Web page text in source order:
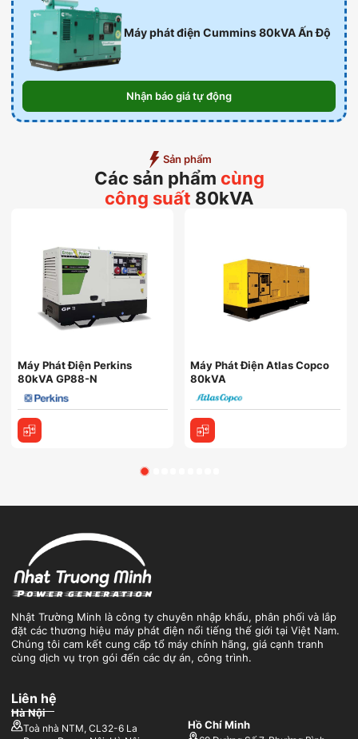
Máy phát điện Cummins 80kVA Ấn Độ
Nhận báo giá tự động
Sản phẩm
Các sản phẩm cùng
công suất 80kVA
Máy Phát Điện Perkins
80kVA GP88-N
Máy Phát Điện Atlas Copco
80kVA
Nhật Trường Minh là công ty chuyên nhập khẩu, phân phối và lắp
đặt các thương hiệu máy phát điện nổi tiếng thế giới tại Việt Nam.
Chúng tôi cam kết cung cấp tổ máy chính hãng, giá cạnh tranh
cùng dịch vụ trọn gói đến các dự án, công trình.
Liên hệ
Hà Nội
Toà nhà NTM, CL32-6 La
Hồ Chí Minh